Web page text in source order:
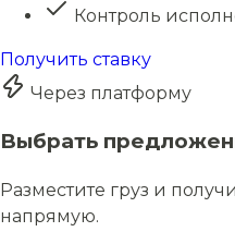
Контроль
Получить ставку
Через платформу
Выбрать
Разместите груз и
напрямую.